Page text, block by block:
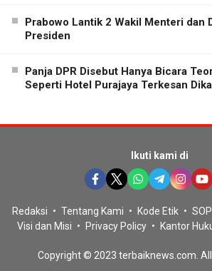
Prabowo Lantik 2 Wakil Menteri dan
Presiden
Panja DPR Disebut Hanya Bicara
Seperti Hotel Purajaya Terkesan
Ikuti kami di
Redaksi Tentang Kami Kode Etik
Visi dan Misi
Privacy Policy Kantor
Copyright © 2023 terbaiknews.com.